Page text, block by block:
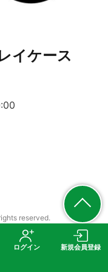
ログイン 新規会員登録
イケース
reserved.